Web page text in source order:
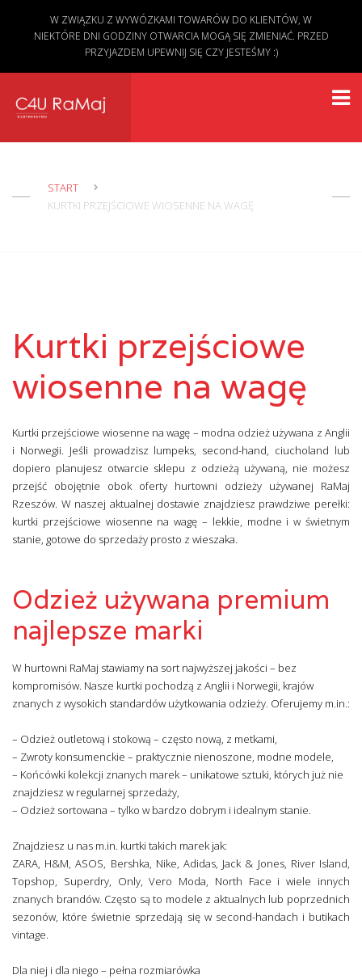
START
KURTKI PRZEJŚCIOWE WIOSENNE NA WAGĘ
Kurtki przejściowe
wiosenne na wagę
Kurtki przejściowe wiosenne na wagę – modna odzież używana z Anglii
i Norwegii. Jeśli prowadzisz lumpeks, second-hand, ciucholand lub
dopiero planujesz otwarcie sklepu z odzieżą używaną, nie możesz
przejść obojętnie obok oferty hurtowni odzieży używanej RaMaj
Rzeszów. W naszej aktualnej dostawie znajdziesz prawdziwe perełki:
kurtki przejściowe wiosenne na wagę – lekkie, modne i w świetnym
stanie, gotowe do sprzedaży prosto z wieszaka.
Odzież używana premium
najlepsze marki
W hurtowni RaMaj stawiamy na sort najwyższej jakości – bez
kompromisów. Nasze kurtki pochodzą z Anglii i Norwegii, krajów
znanych z wysokich standardów użytkowania odzieży. Oferujemy m.in.:
– Odzież outletową i stokową – często nową, z metkami,
– Zwroty konsumenckie – praktycznie nienoszone, modne modele,
– Końcówki kolekcji znanych marek – unikatowe sztuki, których już nie
znajdziesz w regularnej sprzedaży,
– Odzież sortowana – tylko w bardzo dobrym i idealnym stanie.
Znajdziesz u nas m.in. kurtki takich marek jak:
ZARA, H&M, ASOS, Bershka, Nike, Adidas, Jack & Jones, River Island,
Topshop, Superdry, Only, Vero Moda, North Face i wiele innych
znanych brandów. Często są to modele z aktualnych lub poprzednich
sezonów, które świetnie sprzedają się w second-handach i butikach
vintage.
Dla niej i dla niego – pełna rozmiarówka
W ZWIĄZKU Z WYWÓZKAMI TOWARÓW DO KLIENTÓW, W
NIEKTÓRE DNI GODZINY OTWARCIA MOGĄ SIĘ ZMIENIAĆ. PRZED
PRZYJAZDEM UPEWNIJ SIĘ CZY JESTEŚMY :)